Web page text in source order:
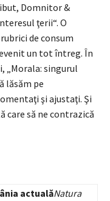
Domnitor &
ţerii“. O
de consum
un tot întreg. În
„Morala: singurul
lăsăm pe
şi ajustaţi. Şi
care să ne contrazică
actualăNatura